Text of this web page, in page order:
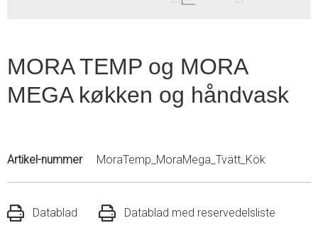
MORA TEMP og MORA
MEGA køkken og håndvask
Artikel-nummer MoraTemp_MoraMega_Tvätt_Kök
Datablad Datablad med reservedelsliste